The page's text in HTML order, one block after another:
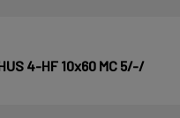
4-HF 10x60 MC 5/-/